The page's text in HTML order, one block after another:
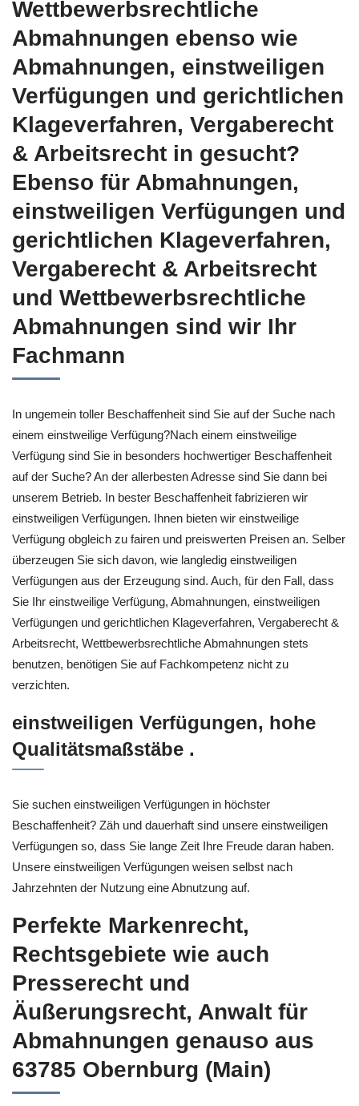
Wettbewerbsrechtliche
Abmahnungen ebenso wie
Abmahnungen, einstweiligen
Verfügungen und gerichtlichen
Klageverfahren, Vergaberecht
& Arbeitsrecht in gesucht?
Ebenso für Abmahnungen,
einstweiligen Verfügungen und
gerichtlichen Klageverfahren,
Vergaberecht & Arbeitsrecht
und Wettbewerbsrechtliche
Abmahnungen sind wir Ihr
Fachmann
In ungemein toller Beschaffenheit sind Sie auf der Suche nach
einem einstweilige Verfügung?Nach einem einstweilige
Verfügung sind Sie in besonders hochwertiger Beschaffenheit
auf der Suche? An der allerbesten Adresse sind Sie dann bei
unserem Betrieb. In bester Beschaffenheit fabrizieren wir
einstweiligen Verfügungen. Ihnen bieten wir einstweilige
Verfügung obgleich zu fairen und preiswerten Preisen an. Selber
überzeugen Sie sich davon, wie langledig einstweiligen
Verfügungen aus der Erzeugung sind. Auch, für den Fall, dass
Sie Ihr einstweilige Verfügung, Abmahnungen, einstweiligen
Verfügungen und gerichtlichen Klageverfahren, Vergaberecht &
Arbeitsrecht, Wettbewerbsrechtliche Abmahnungen stets
benutzen, benötigen Sie auf Fachkompetenz nicht zu
verzichten.
einstweiligen Verfügungen, hohe
Qualitätsmaßstäbe .
Sie suchen einstweiligen Verfügungen in höchster
Beschaffenheit? Zäh und dauerhaft sind unsere einstweiligen
Verfügungen so, dass Sie lange Zeit Ihre Freude daran haben.
Unsere einstweiligen Verfügungen weisen selbst nach
Jahrzehnten der Nutzung eine Abnutzung auf.
Perfekte Markenrecht,
Rechtsgebiete wie auch
Presserecht und
Äußerungsrecht, Anwalt für
Abmahnungen genauso aus
63785 Obernburg (Main)